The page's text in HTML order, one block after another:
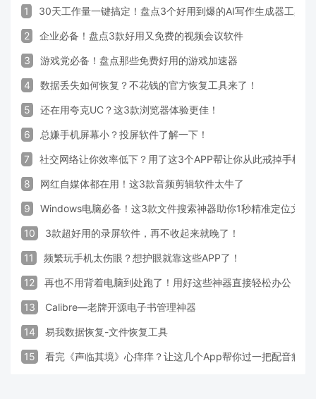
1 30天工作量一键搞定！盘点3个好用到爆的AI写作生成器工具
2 企业必备！盘点3款好用又免费的视频会议软件
3 游戏党必备！盘点那些免费好用的游戏加速器
4 数据丢失如何恢复？不花钱的官方恢复工具来了！
5 还在用夸克UC？这3款浏览器体验更佳！
6 总嫌手机屏幕小？投屏软件了解一下！
7 社交网络让你效率低下？用了这3个APP帮让你从此戒掉手机！
8 网红自媒体都在用！这3款音频剪辑软件太牛了
9 Windows电脑必备！这3款文件搜索神器助你1秒精准定位文件
10 3款超好用的录屏软件，再不收起来就晚了！
11 频繁玩手机太伤眼？想护眼就靠这些APP了！
12 再也不用背着电脑到处跑了！用好这些神器直接轻松办公
13 Calibre—老牌开源电子书管理神器
14 易我数据恢复-文件恢复工具
15 看完《声临其境》心痒痒？让这几个App帮你过一把配音瘾